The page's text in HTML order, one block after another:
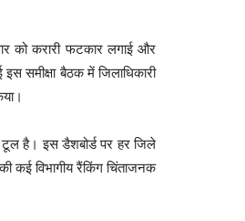
को करारी फटकार लगाई और
समीक्षा बैठक में जिलाधिकारी
टूल है। इस डैशबोर्ड पर हर जिले
कई विभागीय रैंकिंग चिंताजनक